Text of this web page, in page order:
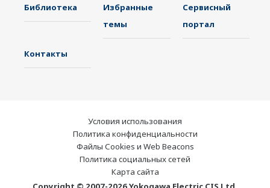
Библиотека
Избранные
темы
Сервисный
портал
Контакты
Условия использования
Политика конфиденциальности
Файлы Cookies и Web Beacons
Политика социальных сетей
Карта сайта